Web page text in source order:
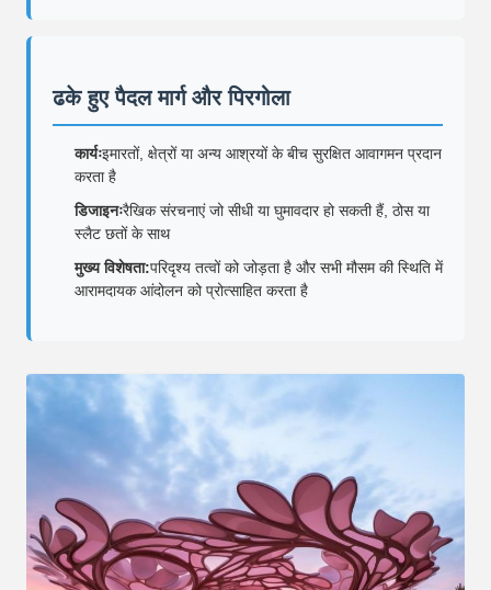
ढके हुए पैदल मार्ग और पिरगोला
कार्यःइमारतों, क्षेत्रों या अन्य आश्रयों के बीच सुरक्षित आवागमन प्रदान
करता है
डिजाइनःरैखिक संरचनाएं जो सीधी या घुमावदार हो सकती हैं, ठोस या
स्लैट छतों के साथ
मुख्य विशेषता:परिदृश्य तत्वों को जोड़ता है और सभी मौसम की स्थिति में
आरामदायक आंदोलन को प्रोत्साहित करता है